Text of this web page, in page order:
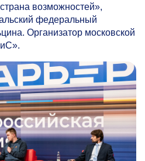
возможностей»,
федеральный
Организатор московской